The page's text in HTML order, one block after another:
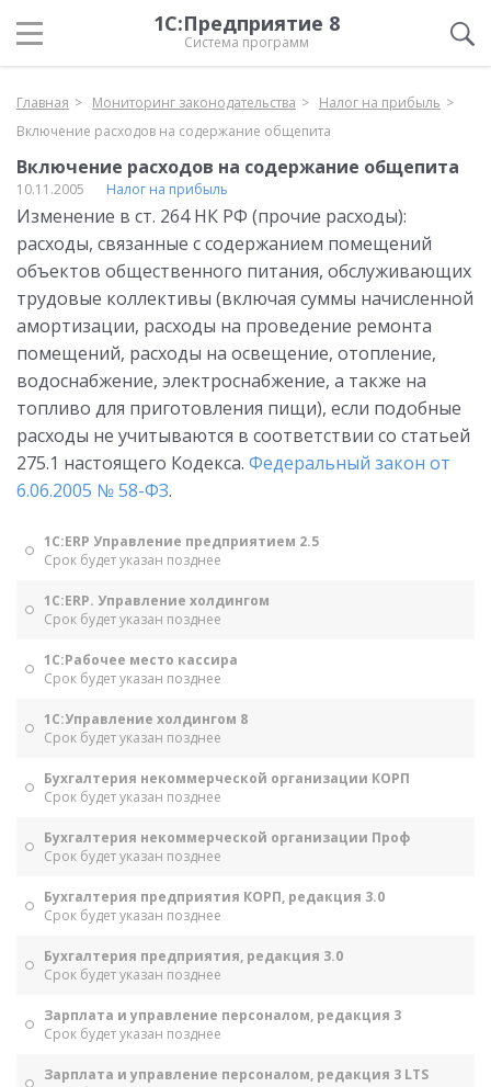
1С:Предприятие 8
Система программ
Главная Мониторинг законодательства
Налог на прибыль
Включение расходов на содержание общепита
Включение расходов на содержание общепита
10.11.2005 Налог на прибыль
Изменение в ст. 264 НК РФ (прочие расходы):
расходы, связанные с содержанием помещений
объектов общественного питания, обслуживающих
трудовые коллективы (включая суммы начисленной
амортизации, расходы на проведение ремонта
помещений, расходы на освещение, отопление,
водоснабжение, электроснабжение, а также на
топливо для приготовления пищи), если подобные
расходы не учитываются в соответствии со статьей
275.1 настоящего Кодекса. Федеральный закон от
6.06.2005 № 58-ФЗ.
1С:ERP Управление предприятием 2.5
Срок будет указан позднее
1С:ERP. Управление холдингом
Срок будет указан позднее
1С:Рабочее место кассира
Срок будет указан позднее
1С:Управление холдингом 8
Срок будет указан позднее
Бухгалтерия некоммерческой организации КОРП
Срок будет указан позднее
Бухгалтерия некоммерческой организации Проф
Срок будет указан позднее
Бухгалтерия предприятия КОРП, редакция 3.0
Срок будет указан позднее
Бухгалтерия предприятия, редакция 3.0
Срок будет указан позднее
Зарплата и управление персоналом, редакция 3
Срок будет указан позднее
Зарплата и управление персоналом, редакция 3 LTS